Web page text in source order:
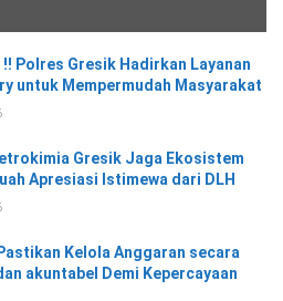
!! Polres Gresik Hadirkan Layanan
untuk Mempermudah Masyarakat
Gresik Jaga Ekosistem
Apresiasi Istimewa dari DLH
Kelola Anggaran secara
akuntabel Demi Kepercayaan